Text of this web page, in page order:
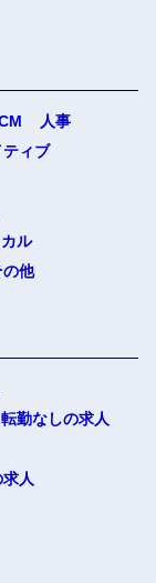
人事
ティブ
ル
の他
転勤なしの求人
人